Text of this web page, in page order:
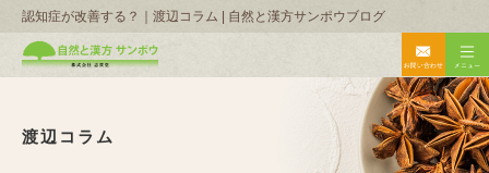
認知症が改善する？｜渡辺コラム | 自然と漢方サンポウブログ
渡辺コラム